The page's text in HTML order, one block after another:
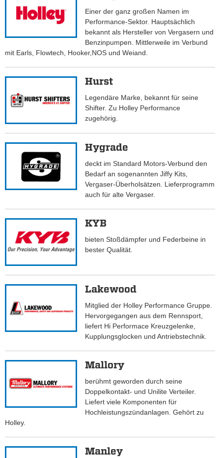
Einer der ganz großen Namen im
Performance-Sektor. Hauptsächlich
bekannt als Hersteller von Vergasern und
Benzinpumpen. Mittlerweile im Verbund
mit Earls, Flowtech, Hooker,NOS und Weiand.
Hurst
Legendäre Marke, bekannt für seine
Shifter. Zu Holley Performance
zugehörig.
Hygrade
deckt im Standard Motors-Verbund den
Bedarf an sogenannten Jiffy Kits,
Vergaser-Überholsätzen. Lieferprogramm
auch für alte Vergaser.
KYB
bieten Stoßdämpfer und Federbeine in
bester Qualität.
Lakewood
Mitglied der Holley Performance Gruppe.
Hervorgegangen aus dem Rennsport,
liefert Hi Performace Kreuzgelenke,
Kupplungsglocken und Antriebstechnik.
Mallory
berühmt geworden durch seine
Doppelkontakt- und Unilite Verteiler.
Liefert viele Komponenten für
Hochleistungszündanlagen. Gehört zu
Holley.
Manley